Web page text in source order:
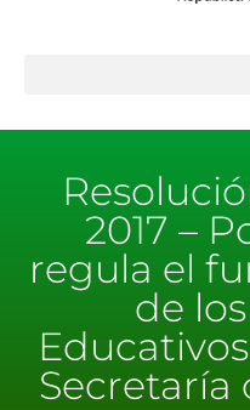
2017 –
regula el
de
Secretaría